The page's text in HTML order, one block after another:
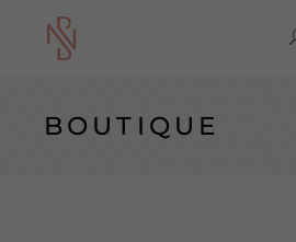
BOUTIQUE